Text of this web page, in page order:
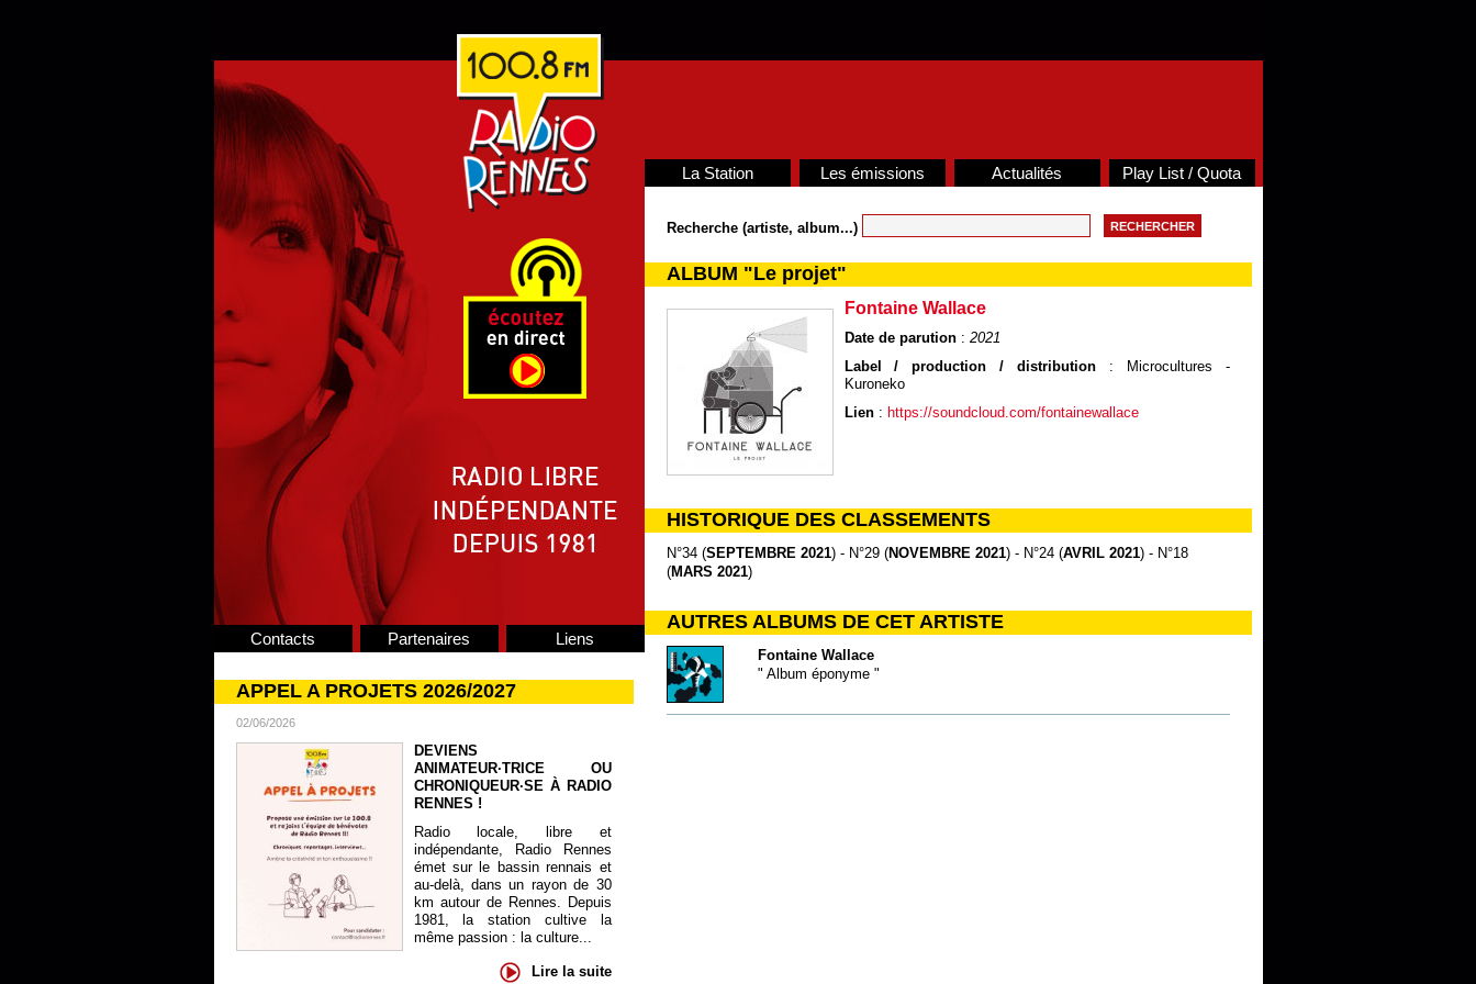
Contacts Partenaires Liens
APPEL A PROJETS 2026/2027
02/06/2026
DEVIENS
ANIMATEUR·TRICE OU
CHRONIQUEUR·SE À RADIO
RENNES !
Radio locale, libre et
indépendante, Radio Rennes
émet sur le bassin rennais et
au-delà, dans un rayon de 30
km autour de Rennes. Depuis
1981, la station cultive la
même passion : la culture...
Lire la suite
La Station Les émissions Actualités Play List / Quota
Recherche (artiste, album...)
ALBUM "Le projet"
Fontaine Wallace
Date de parution: 2021
Label / production / distribution: Microcultures -
Kuroneko
Lien: https://soundcloud.com/fontainewallace
HISTORIQUE DES CLASSEMENTS
N°34 (SEPTEMBRE 2021) - N°29 (NOVEMBRE 2021) - N°24 (AVRIL 2021) - N°18
(MARS 2021)
AUTRES ALBUMS DE CET ARTISTE
Fontaine Wallace
" Album éponyme "